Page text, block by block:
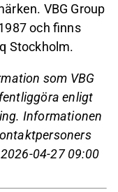
VBG Group
och finns
Stockholm.
som VBG
enligt
Informationen
04-27 09:00